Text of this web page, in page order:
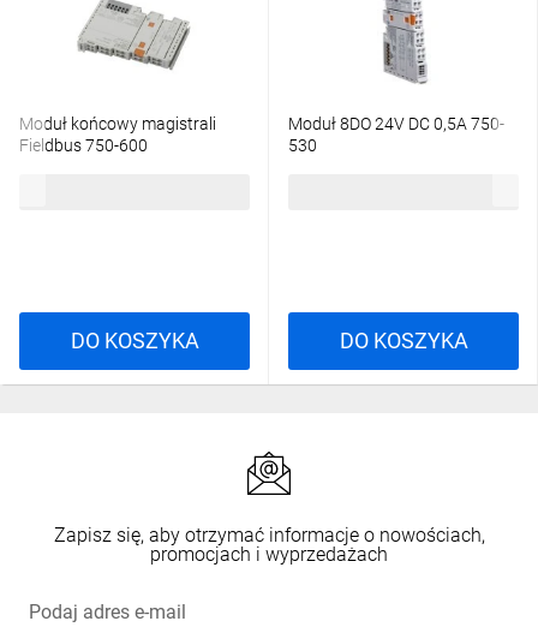
Moduł końcowy magistrali
Fieldbus 750-600
DO KOSZYKA
Moduł 8DO 24V DC 0,5A 750-
530
DO KOSZYKA
Zapisz się, aby otrzymać informacje o nowościach,
promocjach i wyprzedażach
Podaj adres e-mail